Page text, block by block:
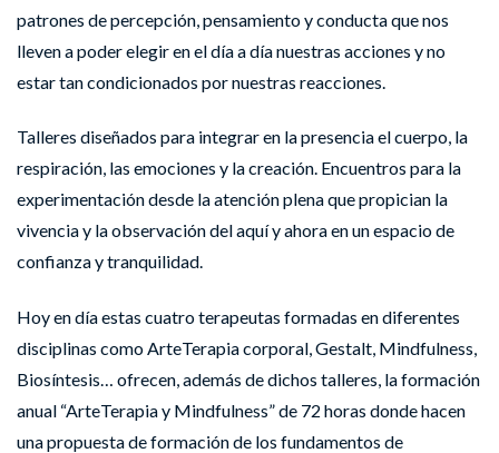
patrones de percepción, pensamiento y conducta que nos
lleven a poder elegir en el día a día nuestras acciones y no
estar tan condicionados por nuestras reacciones.
Talleres diseñados para integrar en la presencia el cuerpo, la
respiración, las emociones y la creación. Encuentros para la
experimentación desde la atención plena que propician la
vivencia y la observación del aquí y ahora en un espacio de
confianza y tranquilidad.
Hoy en día estas cuatro terapeutas formadas en diferentes
disciplinas como ArteTerapia corporal, Gestalt, Mindfulness,
Biosíntesis… ofrecen, además de dichos talleres, la formación
anual “ArteTerapia y Mindfulness” de 72 horas donde hacen
una propuesta de formación de los fundamentos de